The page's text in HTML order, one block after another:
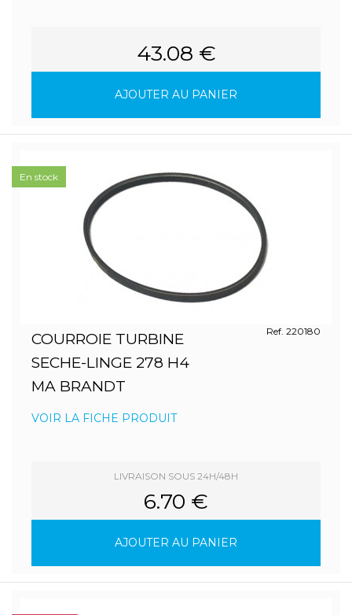
43.08 €
AJOUTER AU PANIER
COURROIE TURBINE
SECHE-LINGE 278 H4
MA BRANDT
Ref. 220180
VOIR LA FICHE PRODUIT
LIVRAISON SOUS 24H/48H
6.70 €
AJOUTER AU PANIER
En stock